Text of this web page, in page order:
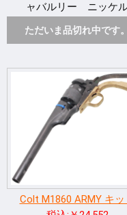
ャバルリー ニッケ
ただいま品切れ中です。
Colt M1860 ARMY キッ